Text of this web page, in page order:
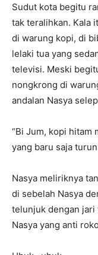
Sudut kota begitu
tak teralihkan. Kala
di warung kopi, di
lelaki tua yang
televisi. Meski
nongkrong di
andalan Nasya
“Bi Jum, kopi hitam
yang baru saja
Nasya meliriknya
di sebelah Nasya
telunjuk dengan jari
Nasya yang anti